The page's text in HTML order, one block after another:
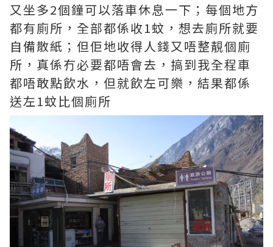
又坐多2個鐘可以落車休息一下；每個地方
都有廁所，全部都係收1蚊，想去廁所就要
自備散紙；但佢地收得人錢又唔整靚個廁
所，真係冇必要都唔會去，搞到我全程車
都唔敢點飲水，但就飲左可樂，結果都係
送左1蚊比個廁所